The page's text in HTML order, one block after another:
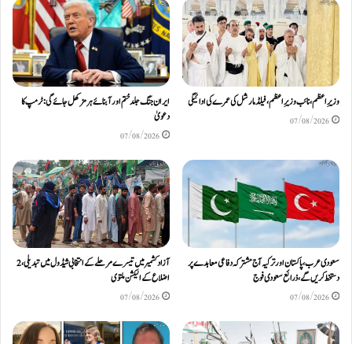
وزیرِاعظم، نائب وزیرِ اعظم، فیلڈ مارشل کی عمرے کی ادائیگی
07/08/2026
ایران جنگ جلد ختم اور آبنائے ہرمز کھل جائے گی: ٹرمپ کا
دعویٰ
07/08/2026
سعودی عرب، پاکستان اور ترکیہ آج مشترکہ دفاعی معاہدے پر
دستخط کریں گے، ذرائع سعودی فوج
07/08/2026
آزادکشمیر میں تیسرے مرحلے کے انتخابی شیڈول میں تبدیلی، 2
اضلاع کے الیکشن ملتوی
07/08/2026